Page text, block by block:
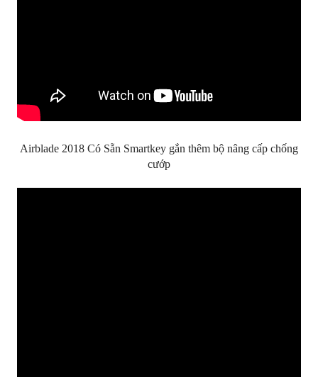
Airblade 2018 Có Sẵn Smartkey gắn thêm bộ nâng cấp chống
cướp